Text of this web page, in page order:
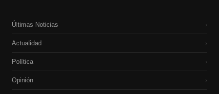
Últimas Noticias ›
Actualidad ›
Política ›
Opinión ›